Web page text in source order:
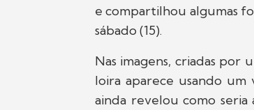
e compartilhou algumas
sábado (15).
Nas imagens, criadas por
loira aparece usando
ainda revelou como seria